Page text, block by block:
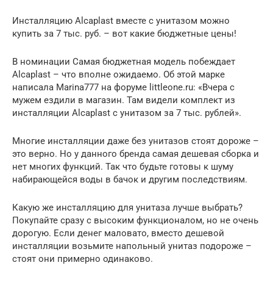
Инсталляцию Alcaplast вместе с унитазом можно
купить за 7 тыс. руб. – вот какие бюджетные цены!
В номинации Самая бюджетная модель побеждает
Alcaplast – что вполне ожидаемо. Об этой марке
написала Marina777 на форуме littleone.ru: «Вчера с
мужем ездили в магазин. Там видели комплект из
инсталляции Alcaplast с унитазом за 7 тыс. рублей».
Многие инсталляции даже без унитазов стоят дороже –
это верно. Но у данного бренда самая дешевая сборка и
нет многих функций. Так что будьте готовы к шуму
набирающейся воды в бачок и другим последствиям.
Какую же инсталляцию для унитаза лучше выбрать?
Покупайте сразу с высоким функционалом, но не очень
дорогую. Если денег маловато, вместо дешевой
инсталляции возьмите напольный унитаз подороже –
стоят они примерно одинаково.